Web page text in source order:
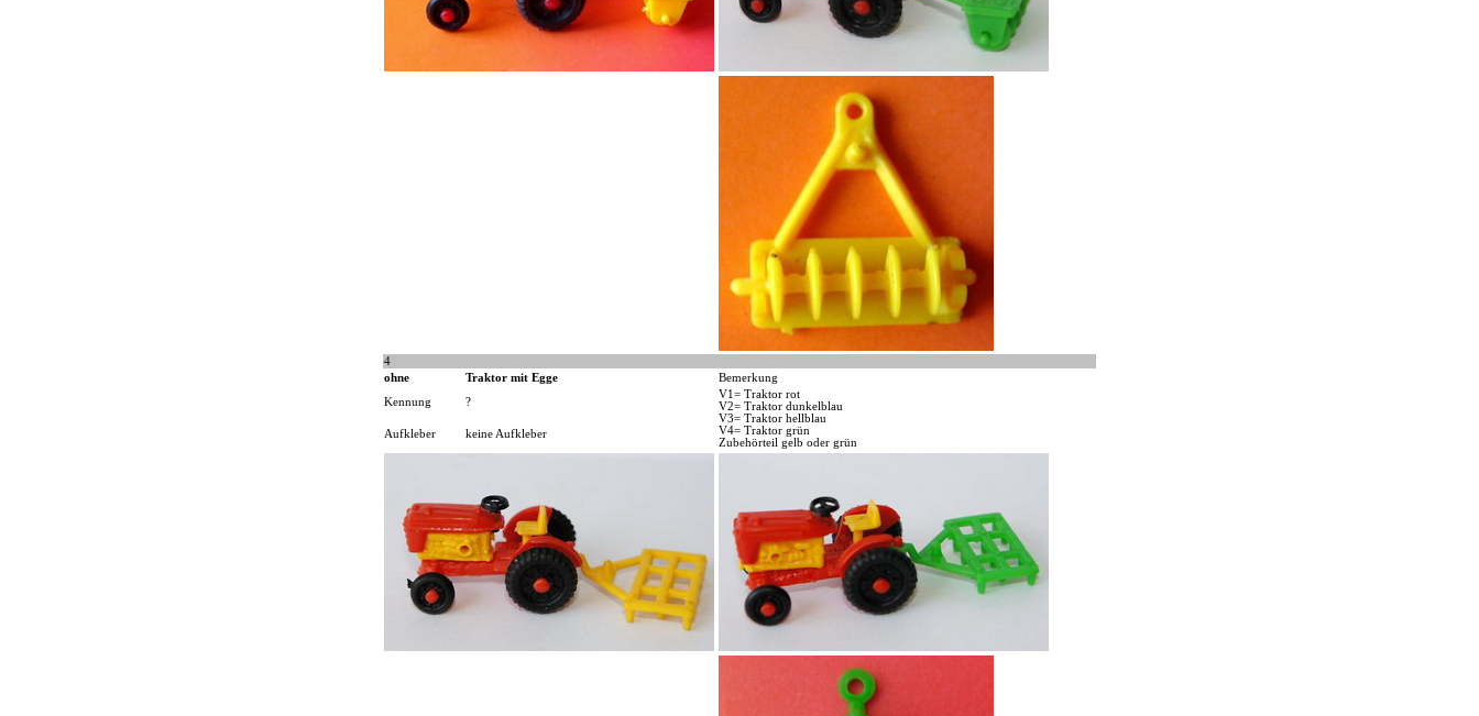
4
ohne
Traktor mit Egge
Bemerkung
Kennung
?
V1= Traktor rot
V2= Traktor dunkelblau
V3= Traktor hellblau
V4= Traktor grün
Zubehörteil gelb oder grün
Aufkleber keine Aufkleber